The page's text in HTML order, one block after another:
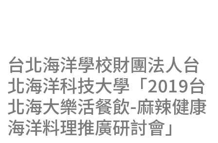
台北海洋學校財團法人台
北海洋科技大學「2019台
北海大樂活餐飲-麻辣健康
海洋料理推廣研討會」